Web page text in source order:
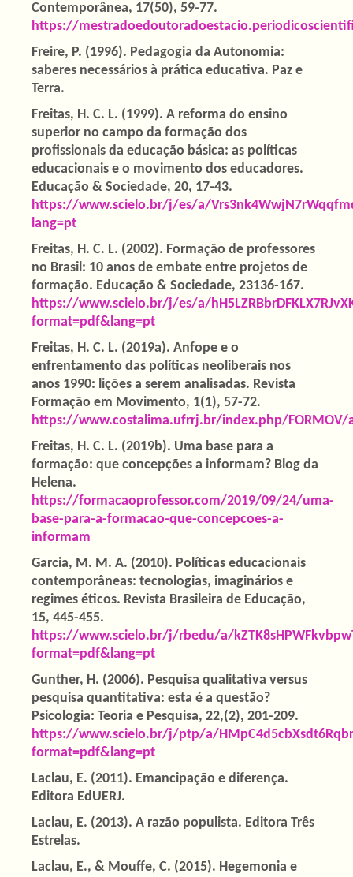
Contemporânea, 17(50), 59-77.
https://
Freire, P. (1996). Pedagogia da Autonomia:
saberes necessários à prática educativa. Paz e
Terra.
Freitas, H. C. L. (1999). A reforma do ensino
superior no campo da formação dos
profissionais da educação básica: as políticas
educacionais e o movimento dos educadores.
Educação & Sociedade, 20, 17-43.
https://www.scielo.br/j/es/a/
lang=pt
Freitas, H. C. L. (2002). Formação de professores
no Brasil: 10 anos de embate entre projetos de
formação. Educação & Sociedade, 23136-167.
https://www.scielo.br/j/es/a/
format=pdf&lang=pt
Freitas, H. C. L. (2019a). Anfope e o
enfrentamento das políticas neoliberais nos
anos 1990: lições a serem analisadas. Revista
Formação em Movimento, 1(1), 57-72.
https://www.costalima.ufrrj.br/index.php/
Freitas, H. C. L. (2019b). Uma base para a
formação: que concepções a informam? Blog da
Helena.
https://formacaoprofessor.com/2019/09/24/uma-
base-para-a-formacao-que-concepcoes-a-
informam
Garcia, M. M. A. (2010). Políticas educacionais
contemporâneas: tecnologias, imaginários e
regimes éticos. Revista Brasileira de Educação,
15, 445-455.
https://www.scielo.br/j/rbedu/a/
format=pdf&lang=pt
Gunther, H. (2006). Pesquisa qualitativa versus
pesquisa quantitativa: esta é a questão?
Psicologia: Teoria e Pesquisa, 22,(2), 201-209.
https://www.scielo.br/j/ptp/a/
format=pdf&lang=pt
Laclau, E. (2011). Emancipação e diferença.
Editora EdUERJ.
Laclau, E. (2013). A razão populista. Editora Três
Estrelas.
Laclau, E., & Mouffe, C. (2015). Hegemonia e